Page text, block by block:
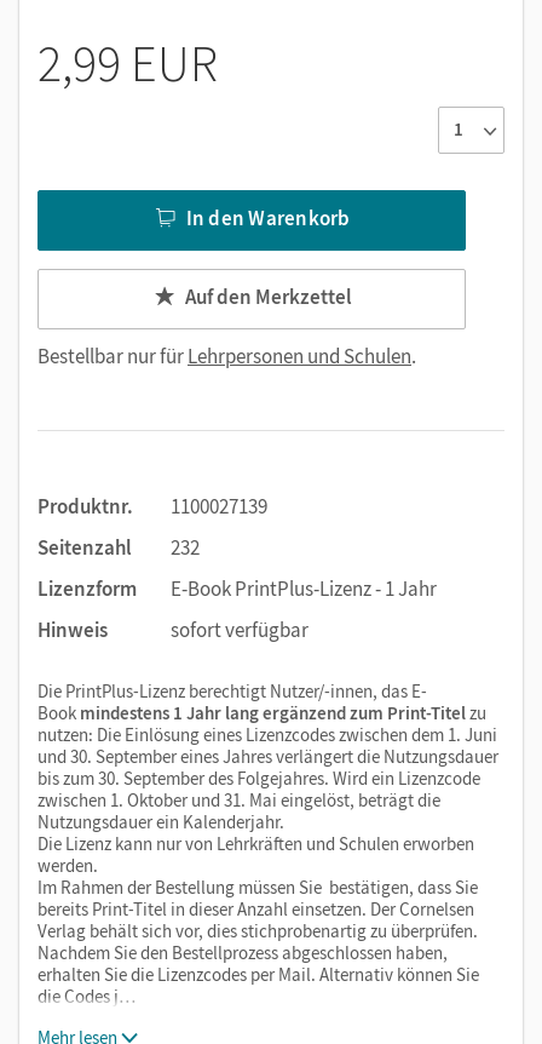
2,99 EUR
In den Warenkorb
Auf den Merkzettel
Bestellbar nur fürLehrpersonen und Schulen.
Produktnr.
1100027139
Seitenzahl
232
Lizenzform
E-Book PrintPlus-Lizenz - 1 Jahr
Hinweis
sofort verfügbar
Die PrintPlus-Lizenz berechtigt Nutzer/-innen, das E-
Book mindestens 1 Jahr lang ergänzend zum Print-Titelzu
nutzen: Die Einlösung eines Lizenzcodes zwischen dem 1. Juni
und 30. September eines Jahres verlängert die Nutzungsdauer
bis zum 30. September des Folgejahres. Wird ein Lizenzcode
zwischen 1. Oktober und 31. Mai eingelöst, beträgt die
Nutzungsdauer ein Kalenderjahr.
Die Lizenz kann nur von Lehrkräften und Schulen erworben
werden.
Im Rahmen der Bestellung müssen Sie bestätigen, dass Sie
bereits Print-Titel in dieser Anzahl einsetzen. Der Cornelsen
Verlag behält sich vor, dies stichprobenartig zu überprüfen.
Nachdem Sie den Bestellprozess abgeschlossen haben,
erhalten Sie die Lizenzcodes per Mail. Alternativ können Sie
die Codes j…
Mehr lesen